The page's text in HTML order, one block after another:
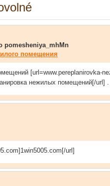
pomesheniya_mhMn
помещения
[url=www.pereplanirovka-
нежилых помещений[/url] .
url]